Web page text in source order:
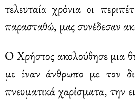
τελευταία χρόνια οι
παρασταθώ, μας συνέδεσαν
Ο Χρήστος ακολούθησε μια
με έναν άνθρωπο με τον
πνευματικά χαρίσματα, την